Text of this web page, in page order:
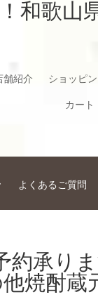
和歌
舗紹介 ショッピ
カート
よくあるご質問
承り
焼酎蔵